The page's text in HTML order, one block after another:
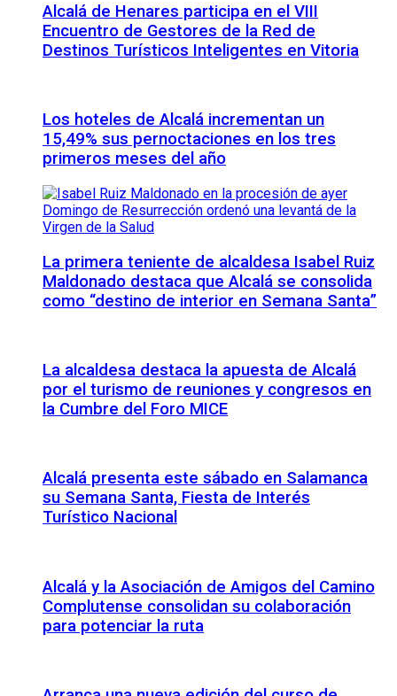
Alcalá de Henares participa en el VIII
Encuentro de Gestores de la Red de
Destinos Turísticos Inteligentes en Vitoria
Los hoteles de Alcalá incrementan un
15,49% sus pernoctaciones en los tres
primeros meses del año
La primera teniente de alcaldesa Isabel Ruiz
Maldonado destaca que Alcalá se consolida
como “destino de interior en Semana Santa”
La alcaldesa destaca la apuesta de Alcalá
por el turismo de reuniones y congresos en
la Cumbre del Foro MICE
Alcalá presenta este sábado en Salamanca
su Semana Santa, Fiesta de Interés
Turístico Nacional
Alcalá y la Asociación de Amigos del Camino
Complutense consolidan su colaboración
para potenciar la ruta